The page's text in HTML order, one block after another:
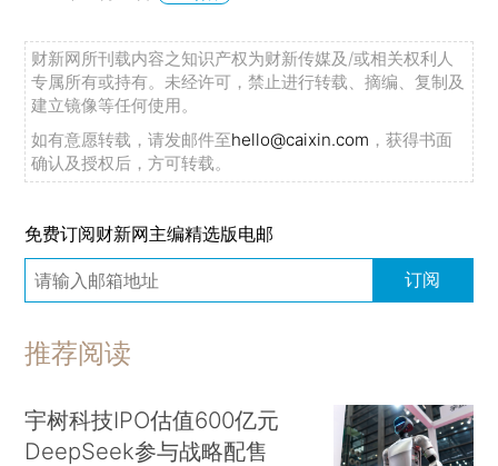
财新网所刊载内容之知识产权为财新传媒及/或相关权利人
专属所有或持有。未经许可，禁止进行转载、摘编、复制及
建立镜像等任何使用。
如有意愿转载，请发邮件至hello@caixin.com ，获得书面
确认及授权后，方可转载。
免费订阅财新网主编精选版电邮
订阅
推荐阅读
宇树科技IPO估值600亿元
DeepSeek参与战略配售